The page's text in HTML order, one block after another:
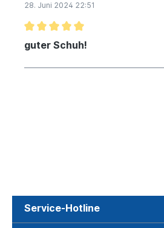
28. Juni 2024 22:51
guter Schuh!
Service-Hotline